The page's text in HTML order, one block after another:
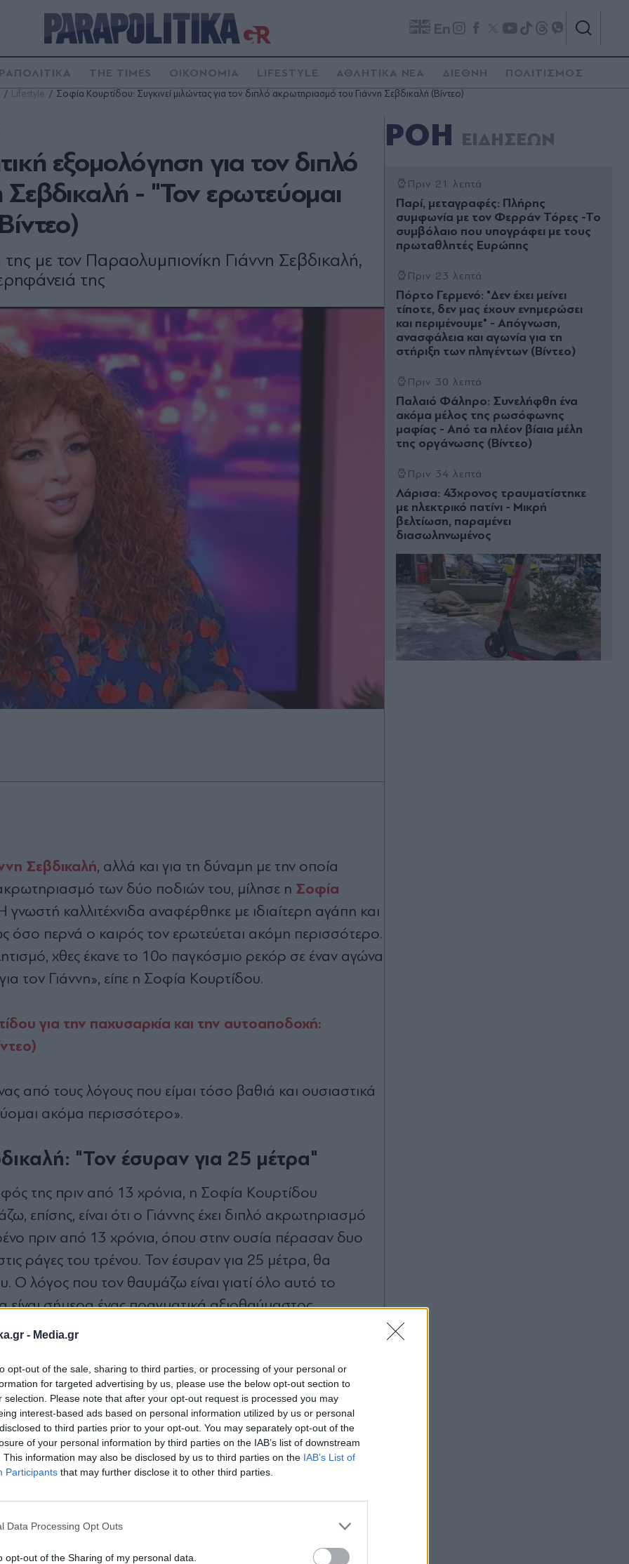
- Media.gr
opt-out of the sale, sharing to third parties, or processing of your personal or
for targeted advertising by us, please use the below opt-out section to
selection. Please note that after your opt-out request is processed you may
interest-based ads based on personal information utilized by us or personal
to third parties prior to your opt-out. You may separately opt-out of the
of your personal information by third parties on the IAB’s list of downstream
This information may also be disclosed by us to third parties on the IAB’s List of
Participants that may further disclose it to other third parties.
Data Processing Opt Outs
opt-out of the Sharing of my personal data.
En
THE TIMES ΟΙΚΟΝΟΜΙΑ LIFESTYLE ΑΘΛΗΤΙΚΑ ΝΕΑ ΔΙΕΘΝΗ ΠΟΛΙΤΙΣΜΟΣ
Lifestyle Σοφία Κουρτίδου: Συγκινεί μιλώντας για τον διπλό ακρωτηριασμό του Γιάννη Σεβδικαλή (Βίντεο)
εξομολόγηση για τον διπλό
- "Τον ερωτεύομαι
με τον Παραολυμπιονίκη Γιάννη Σεβδικαλή,
της
Σεβδικαλή, αλλά και για τη δύναμη με την οποία
των δύο ποδιών του, μίλησε η Σοφία
καλλιτέχνιδα αναφέρθηκε με ιδιαίτερη αγάπη και
περνά ο καιρός τον ερωτεύεται ακόμη περισσότερο.
χθες έκανε το 10ο παγκόσμιο ρεκόρ σε έναν αγώνα
τον Γιάννη», είπε η Σοφία Κουρτίδου.
για την παχυσαρκία και την αυτοαποδοχή:
από τους λόγους που είμαι τόσο βαθιά και ουσιαστικά
ακόμα περισσότερο».
"Τον έσυραν για 25 μέτρα"
της πριν από 13 χρόνια, η Σοφία Κουρτίδου
επίσης, είναι ότι ο Γιάννης έχει διπλό ακρωτηριασμό
πριν από 13 χρόνια, όπου στην ουσία πέρασαν δυο
ράγες του τρένου. Τον έσυραν για 25 μέτρα, θα
Ο λόγος που τον θαυμάζω είναι γιατί όλο αυτό το
σήμερα ένας πραγματικά αξιοθαύμαστος
αυτά με τα οποία ονειρεύεται».
μας στο
Ακολουθήστε μας στο
ΡΟΗ ΕΙΔΗΣΕΩΝ
Πριν 21 λεπτά
Παρί, μεταγραφές: Πλήρης
συμφωνία με τον Φερράν Τόρες -Το
συμβόλαιο που υπογράφει με τους
πρωταθλητές Ευρώπης
Πριν 23 λεπτά
Πόρτο Γερμενό: "Δεν έχει μείνει
τίποτε, δεν μας έχουν ενημερώσει
και περιμένουμε" - Απόγνωση,
ανασφάλεια και αγωνία για τη
στήριξη των πληγέντων (Βίντεο)
Πριν 30 λεπτά
Παλαιό Φάληρο: Συνελήφθη ένα
ακόμα μέλος της ρωσόφωνης
μαφίας - Από τα πλέον βίαια μέλη
της οργάνωσης (Βίντεο)
Πριν 34 λεπτά
Λάρισα: 43χρονος τραυματίστηκε
με ηλεκτρικό πατίνι - Μικρή
βελτίωση, παραμένει
διασωληνωμένος
newsletter